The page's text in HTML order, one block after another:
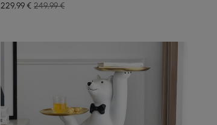
229,99€ 249,99 €